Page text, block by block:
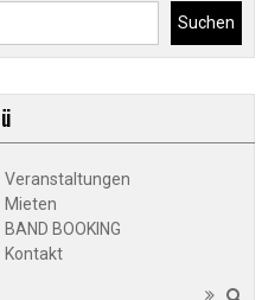
Suchen
Veranstaltungen
Mieten
BAND BOOKING
Kontakt